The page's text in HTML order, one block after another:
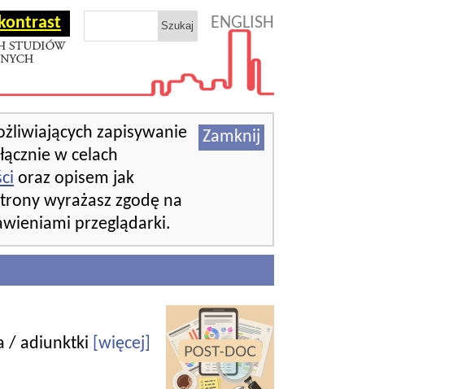
ENGLISH
Zamknij
zapisywanie
w celach
oraz opisem jak
wyrażasz zgodę na
przeglądarki.
/ adiunktki [więcej]